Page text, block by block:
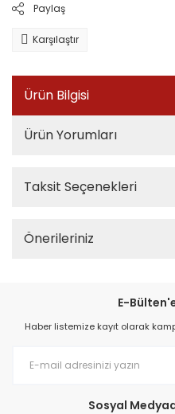
Paylaş
Karşılaştır
Ürün Bilgisi
Ürün Yorumları
Taksit Seçenekleri
Önerileriniz
E-
Haber listemize kayıt olarak
Sosyal